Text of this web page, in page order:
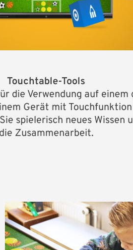
Touchtable-Tools
die Verwendung auf
Gerät mit
spielerisch neues Wissen
die Zusammenarbeit.